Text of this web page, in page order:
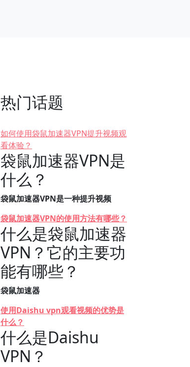
热门话题
如何使用袋鼠加速器VPN提升视频观
看体验？
袋鼠加速器VPN是
什么？
袋鼠加速器VPN是一种提升视频
袋鼠加速器VPN的使用方法有哪些？
什么是袋鼠加速器
VPN？它的主要功
能有哪些？
袋鼠加速器
使用Daishu vpn观看视频的优势是
什么？
什么是Daishu
VPN？